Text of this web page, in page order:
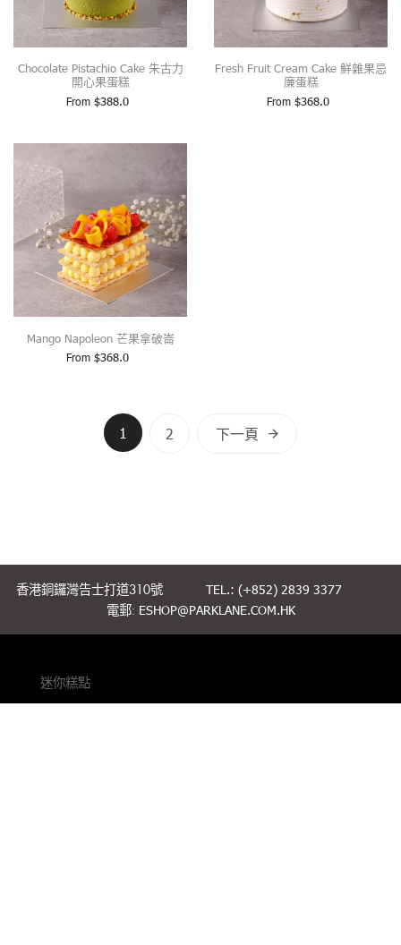
Chocolate Pistachio Cake 朱古力
開心果蛋糕
From $388.0
Fresh Fruit Cream Cake 鮮雜果忌
廉蛋糕
From $368.0
Mango Napoleon 芒果拿破崙
From $368.0
1 2 下一頁
香港銅鑼灣告士打道310號
TEL.: (+852) 2839 3377
電郵: ESHOP@PARKLANE.COM.HK
迷你糕點